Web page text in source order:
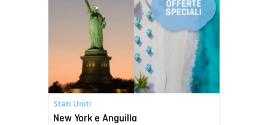
Stati Uniti
New York e Anguilla